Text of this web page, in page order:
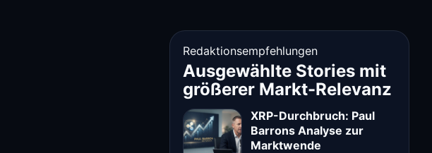
Redaktionsempfehlungen
Ausgewählte Stories mit
größerer Markt-Relevanz
XRP-Durchbruch: Paul
Barrons Analyse zur
Marktwende